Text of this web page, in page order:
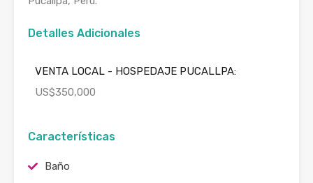
Detalles Adicionales
VENTA LOCAL - HOSPEDAJE PUCALLPA:
US$350,000
Características
Baño